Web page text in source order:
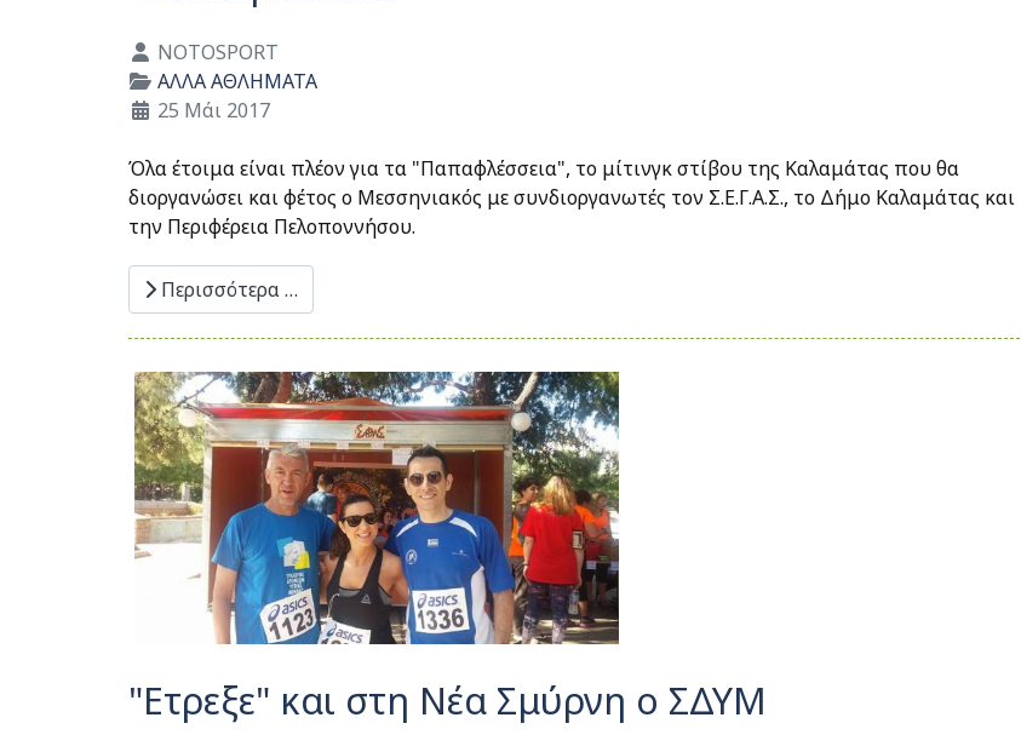
Λεπτομέρειες
NOTOSPORT
ΑΛΛΑ ΑΘΛΗΜΑΤΑ
25 Μάι 2017
Όλα έτοιμα είναι πλέον για τα "Παπαφλέσσεια", το μίτινγκ στίβου της Καλαμάτας που θα
διοργανώσει και φέτος ο Μεσσηνιακός με συνδιοργανωτές τον Σ.Ε.Γ.Α.Σ., το Δήμο Καλαμάτας και
την Περιφέρεια Πελοποννήσου.
Περισσότερα …
"Ετρεξε" και στη Νέα Σμύρνη ο ΣΔΥΜ